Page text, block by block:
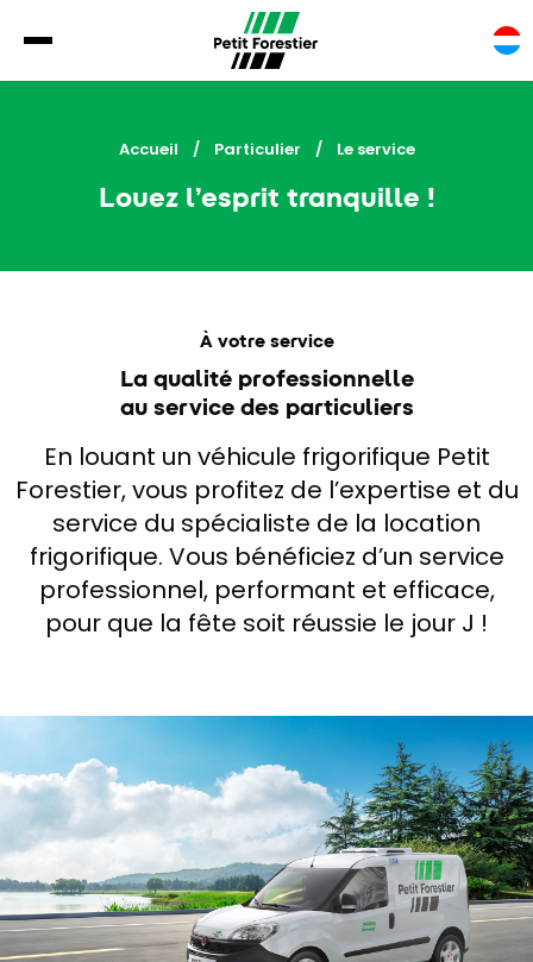
Accueil Particulier Current:
Le service
Louez l’esprit tranquille !
À votre service
La qualité professionnelle
au service des particuliers
En louant un véhicule frigorifique Petit
Forestier, vous profitez de l’expertise et du
service du spécialiste de la location
frigorifique. Vous bénéficiez d’un service
professionnel, performant et efficace,
pour que la fête soit réussie le jour J !